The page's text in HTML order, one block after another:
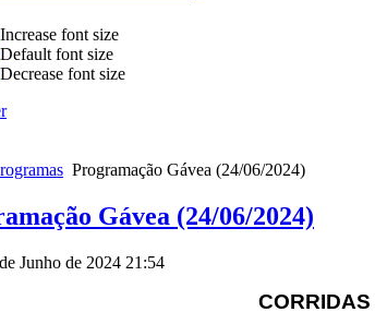
Programação Gávea (24/06/2024)
Gávea (24/06/2024)
Junho de 2024 21:54